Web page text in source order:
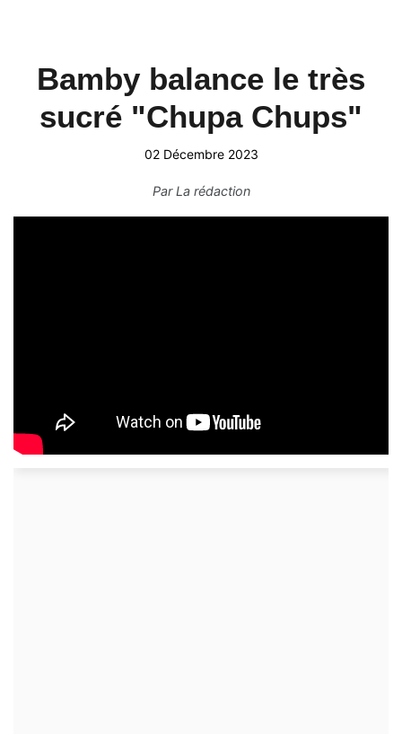
Bamby balance le très
sucré "Chupa Chups"
02 Décembre 2023
ParLa rédaction